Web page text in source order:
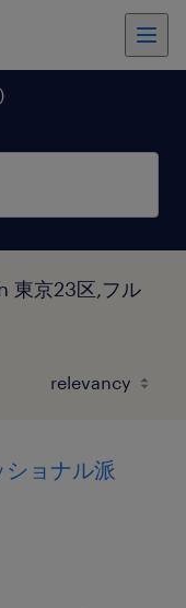
東京23区,フル
ョナル派